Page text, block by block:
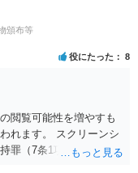
頒布等
役にたった 8
閲覧可能性を増やすも
れます。 スクリーンシ
罪（7条1項）になりま